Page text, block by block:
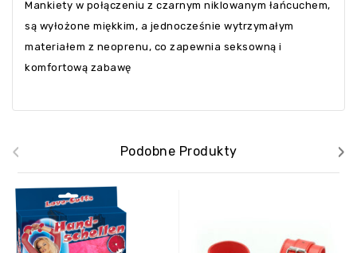
Mankiety w połączeniu z czarnym niklowanym łańcuchem,
są wyłożone miękkim, a jednocześnie wytrzymałym
materiałem z neoprenu, co zapewnia seksowną i
komfortową zabawę
Podobne Produkty
‹ ›